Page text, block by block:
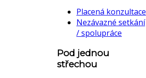
průmyslové
Spotřebitelské
právo a e-
Placená konzultace
Nezávazné setkání
/ spolupráce
Pod jednou
střechou